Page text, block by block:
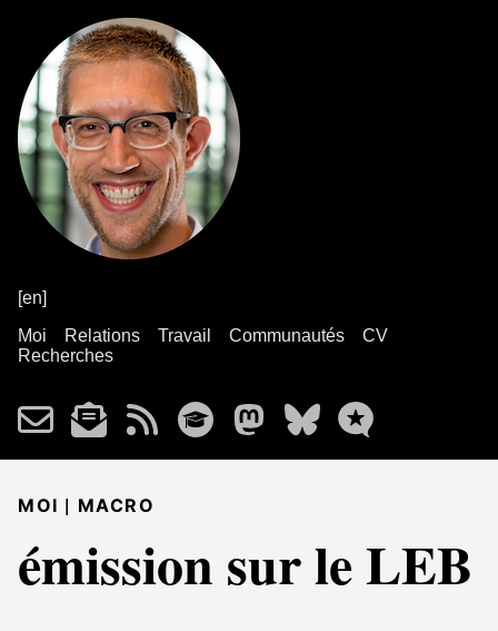
[en]
Moi
Relations Travail Communautés
CV
Recherches
MOI | MACRO
émission sur le LEB